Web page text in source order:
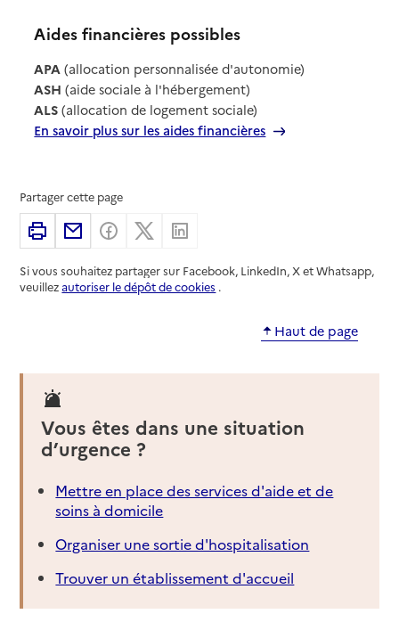
Aides financières possibles
APA (allocation personnalisée d'autonomie)
ASH (aide sociale à l'hébergement)
ALS (allocation de logement sociale)
En savoir plus sur les aides financières
Partager cette page
ImprimerPartager par email
Partager sur Facebook
Partager sur X
Si vous souhaitez partager sur Facebook, LinkedIn, X et Whatsapp,
veuillezautoriser le dépôt de cookies .
Haut de page
Vous êtes dans une situation
d’urgence ?
Mettre en place des services d'aide et de
soins à domicile
Organiser une sortie d'hospitalisation
Trouver un établissement d'accueil